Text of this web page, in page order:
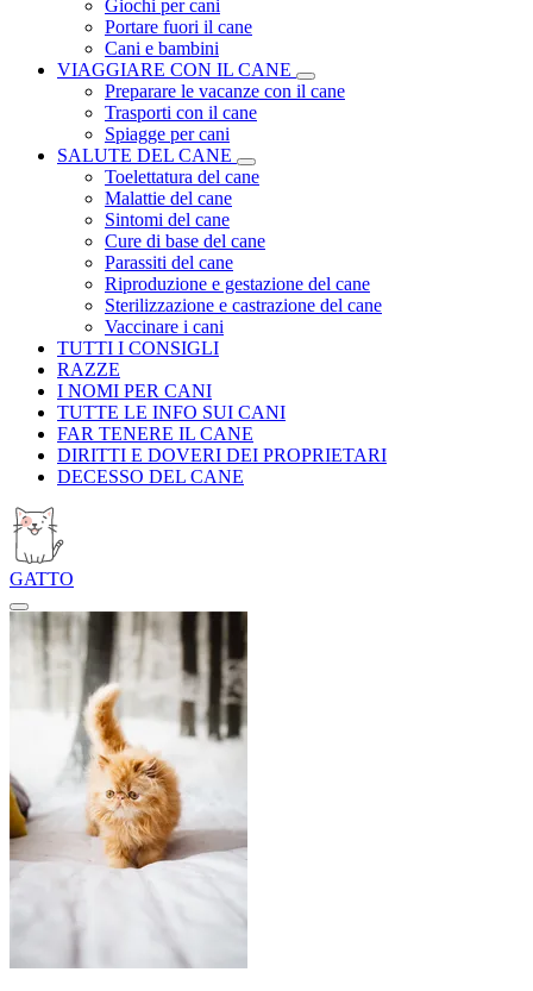
Giochi per cani
Portare fuori il cane
Cani e bambini
VIAGGIARE CON IL CANE
Preparare le vacanze con il cane
Trasporti con il cane
Spiagge per cani
SALUTE DEL CANE
Toelettatura del cane
Malattie del cane
Sintomi del cane
Cure di base del cane
Parassiti del cane
Riproduzione e gestazione del cane
Sterilizzazione e castrazione del cane
Vaccinare i cani
TUTTI I CONSIGLI
RAZZE
I NOMI PER CANI
TUTTE LE INFO SUI CANI
FAR TENERE IL CANE
DIRITTI E DOVERI DEI PROPRIETARI
DECESSO DEL CANE
GATTO